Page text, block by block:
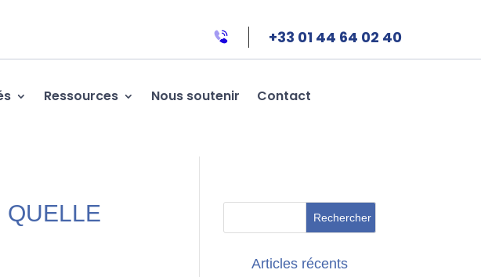
+33 01 44 64 02 40
Ressources Nous soutenir Contact
QUELLE
Articles récents